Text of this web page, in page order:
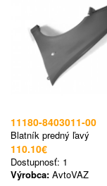
11180-8403011-00
Blatník predný ľavý
110.10€
Dostupnosť: 1
Výrobca: AvtoVAZ